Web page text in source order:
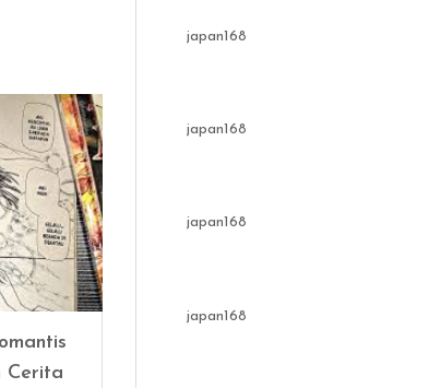
Cerita
japan168
japan168
japan168
japan168